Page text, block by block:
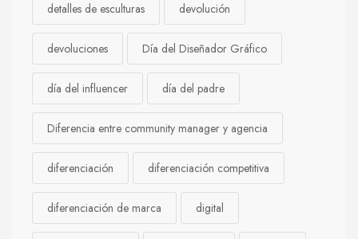
detalles de esculturas devolución
devoluciones Día del Diseñador Gráfico
día del influencer día del padre
Diferencia entre community manager y agencia
diferenciación diferenciación competitiva
diferenciación de marca digital